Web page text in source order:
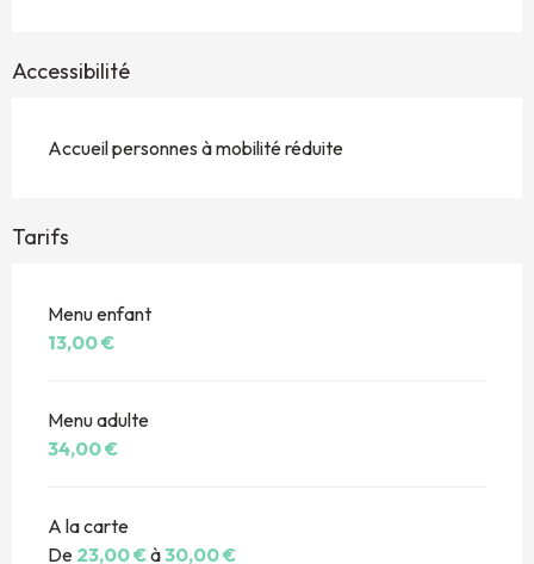
Accessibilité
Accueil personnes à mobilité réduite
Tarifs
Menu enfant
13,00 €
Menu adulte
34,00 €
A la carte
De 23,00 €à30,00 €